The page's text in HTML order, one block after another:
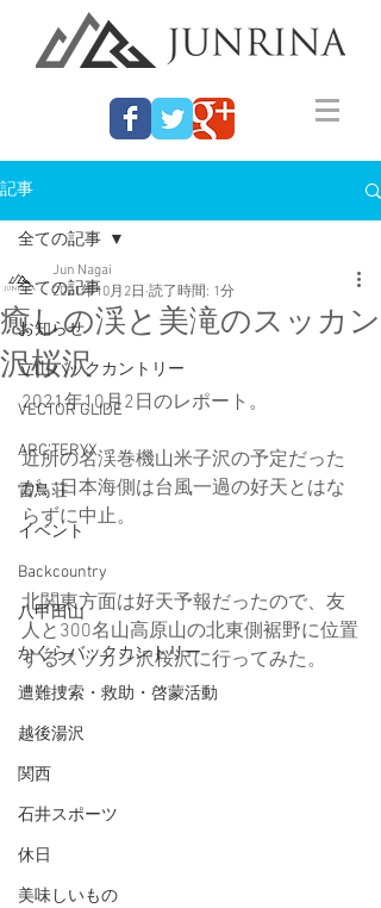
記事
全ての記事
お知らせ
立山バックカントリー
VECTOR GLIDE
ARC'TERYX
雷鳥荘
イベント
Backcountry
八甲田山
かぐらバックカントリー
遭難捜索・救助・啓蒙活動
越後湯沢
関西
石井スポーツ
休日
美味しいもの
全ての記事
癒しの渓と美滝のスッカン
沢桜沢
Jun Nagai
2021年10月2日 読了時間: 1分
2021年10月2日のレポート。
近所の名渓巻機山米子沢の予定だった
が、日本海側は台風一過の好天とはな
らずに中止。
北関東方面は好天予報だったので、友
人と300名山高原山の北東側裾野に位置
するスッカン沢桜沢に行ってみた。